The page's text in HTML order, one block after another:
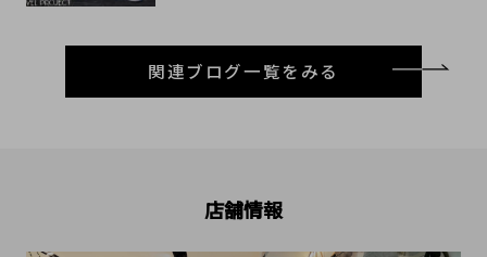
関連ブログ一覧をみる
店舗情報